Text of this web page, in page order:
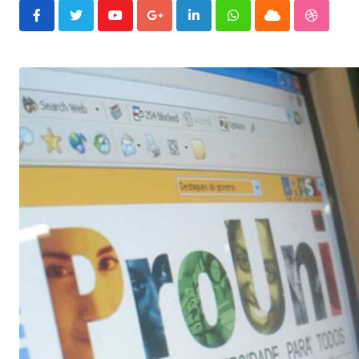
YoutubeGoogle+LinkedInWhatsappCloud